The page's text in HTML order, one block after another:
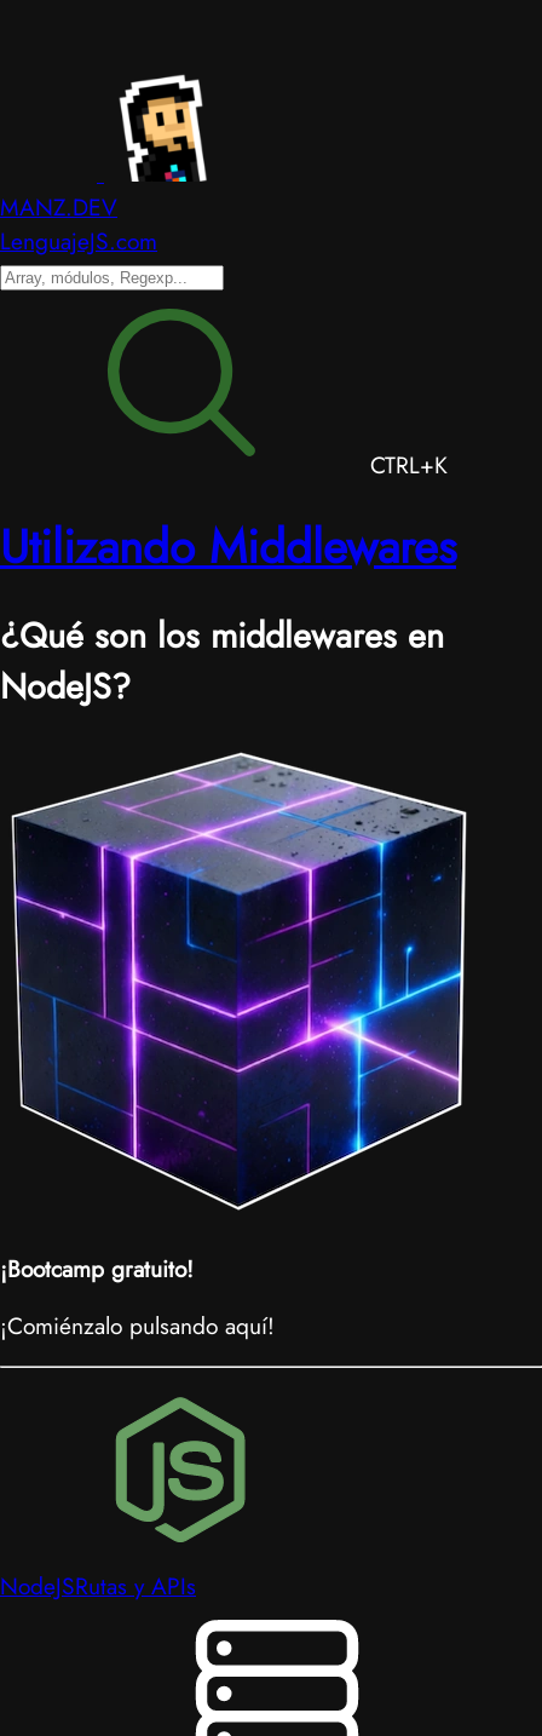
MANZ.DEV
LenguajeJS.com
CTRL+K
Utilizando Middlewares
¿Qué son los middlewares en
NodeJS?
¡Bootcamp gratuito!
¡Comiénzalo pulsando aquí!
NodeJSRutas y APIs